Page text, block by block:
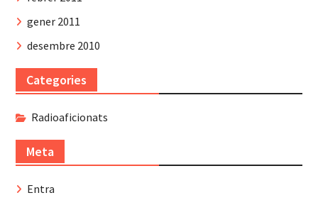
gener 2011
desembre 2010
Categories
Radioaficionats
Meta
Entra